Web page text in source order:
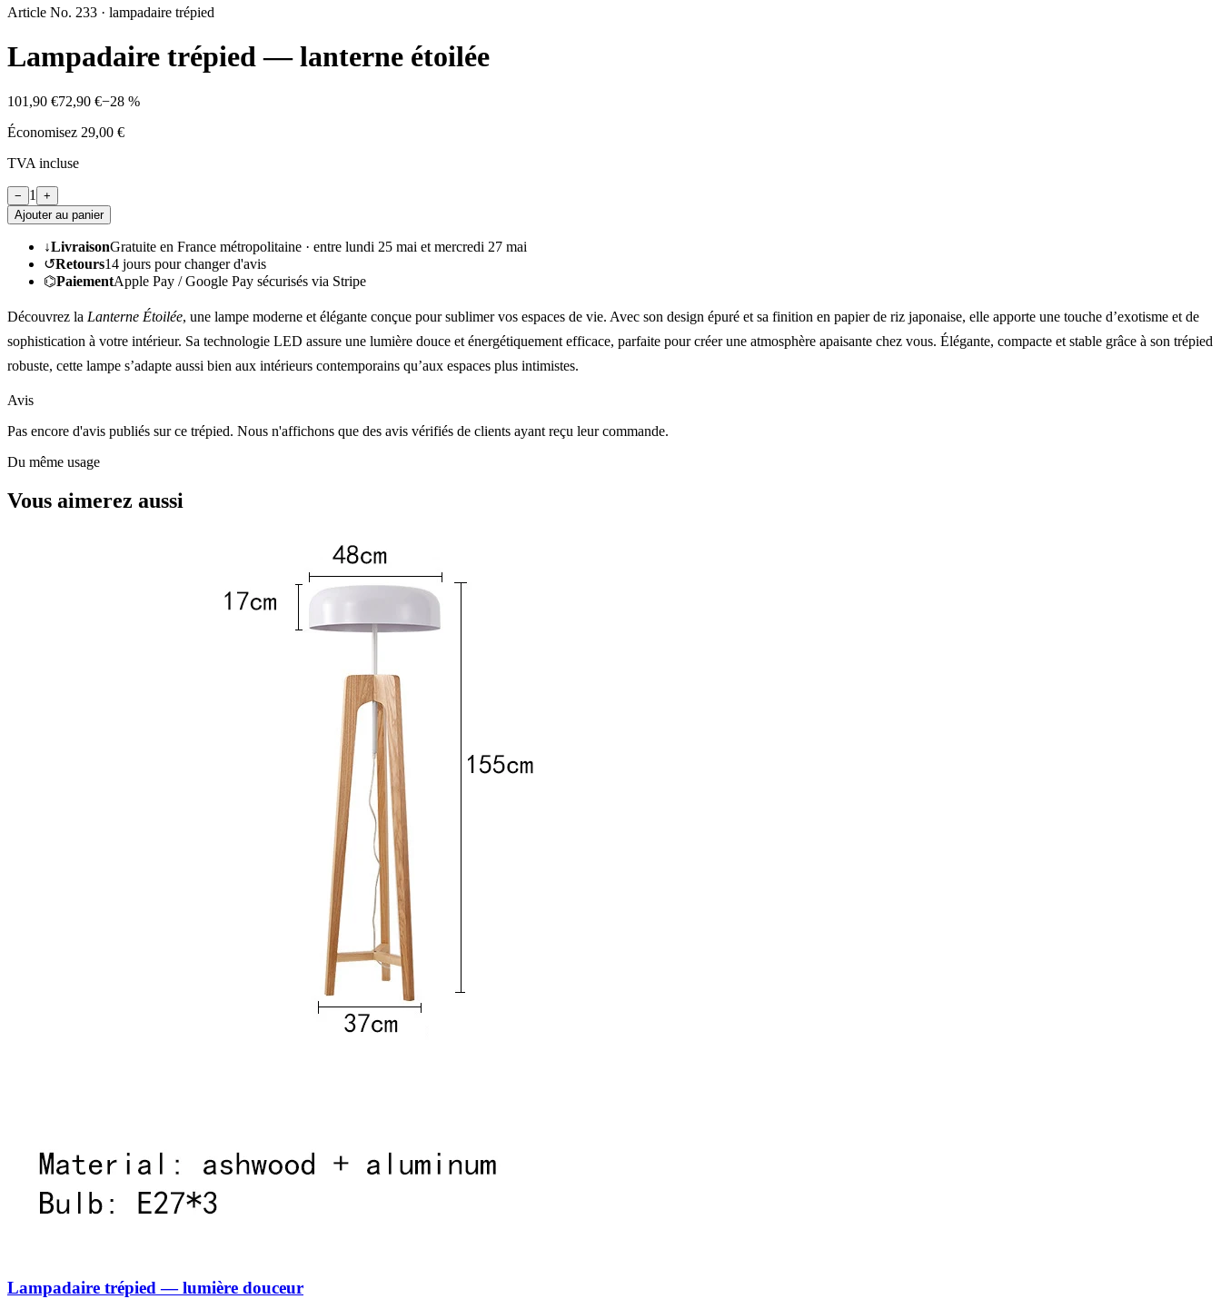
Article No. 233 · lampadaire trépied
Lampadaire trépied — lanterne étoilée
101,90 €72,90 €−28 %
Économisez 29,00 €
TVA incluse
− 1
+
Ajouter au panier
↓LivraisonGratuite en France métropolitaine · entre lundi 25 mai et mercredi 27 mai
↺Retours14 jours pour changer d'avis
⌬PaiementApple Pay / Google Pay sécurisés via Stripe
Découvrez la Lanterne Étoilée, une lampe moderne et élégante conçue pour sublimer vos espaces de vie. Avec son design épuré et sa finition en papier de riz japonaise, elle apporte une touche d’exotisme et de
sophistication à votre intérieur. Sa technologie LED assure une lumière douce et énergétiquement efficace, parfaite pour créer une atmosphère apaisante chez vous. Élégante, compacte et stable grâce à son trépied
robuste, cette lampe s’adapte aussi bien aux intérieurs contemporains qu’aux espaces plus intimistes.
Avis
Pas encore d'avis publiés sur ce trépied. Nous n'affichons que des avis vérifiés de clients ayant reçu leur commande.
Du même usage
Vous aimerez aussi
Lampadaire trépied — lumière douceur